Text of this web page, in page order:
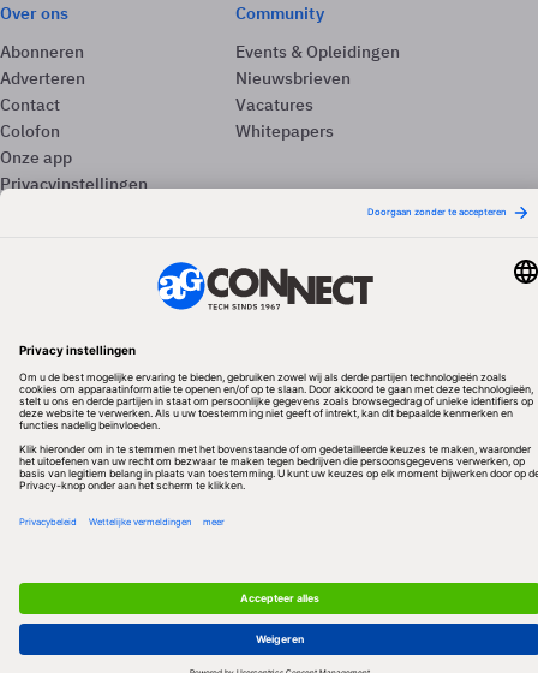
Over ons
Abonneren
Adverteren
Contact
Colofon
Onze app
Privacyinstellingen
Community
Events & Opleidingen
Nieuwsbrieven
Vacatures
Whitepapers
Redactionele partner
Algemene Voorwaarden & Copyrights
Privacy & Cookies